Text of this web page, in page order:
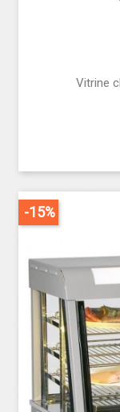
Vitrine
-15%